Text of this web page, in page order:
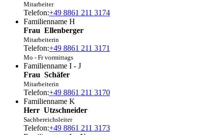
Mitarbeiter
Telefon:+49 8861 211 3174
Familienname H
Frau Ellenberger
Mitarbeiterin
Telefon:+49 8861 211 3171
Mo - Fr vormittags
Familienname I - J
Frau Schäfer
Mitarbeiterin
Telefon:+49 8861 211 3170
Familienname K
Herr Utzschneider
Sachbereichsleiter
Telefon:+49 8861 211 3173